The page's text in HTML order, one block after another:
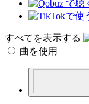
すべてを表示する
曲を使用